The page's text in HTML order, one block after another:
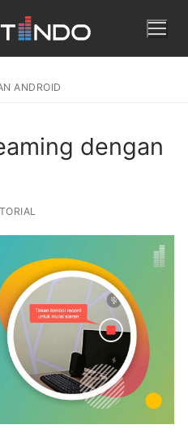
ANDROID
dengan